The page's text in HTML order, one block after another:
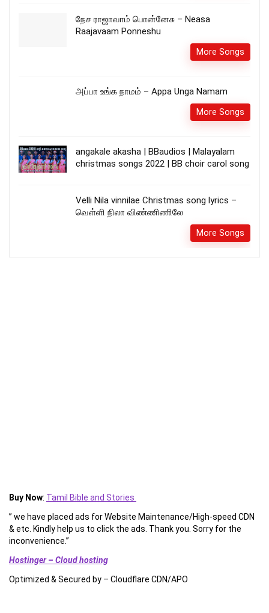
நேச ராஜாவாம் பொன்னேசு – Neasa
Raajavaam Ponneshu
More Songs
அப்பா உங்க நாமம் – Appa Unga Namam
More Songs
angakale akasha | BBaudios | Malayalam
christmas songs 2022 | BB choir carol song
Velli Nila vinnilae Christmas song lyrics –
வெள்ளி நிலா விண்ணிணிலே
More Songs
Buy Now: Tamil Bible and Stories
” we have placed ads for Website Maintenance/High-speed CDN
& etc. Kindly help us to click the ads. Thank you. Sorry for the
inconvenience.”
Hostinger – Cloud hosting
Optimized & Secured by – Cloudflare CDN/APO